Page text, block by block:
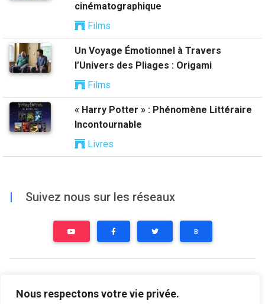
Nous respectons votre vie privée.
cinématographique
Films
Un Voyage Émotionnel à Travers
l’Univers des Pliages : Origami
Films
« Harry Potter » : Phénomène Littéraire
Incontournable
Livres
| Suivez nous sur les réseaux
B